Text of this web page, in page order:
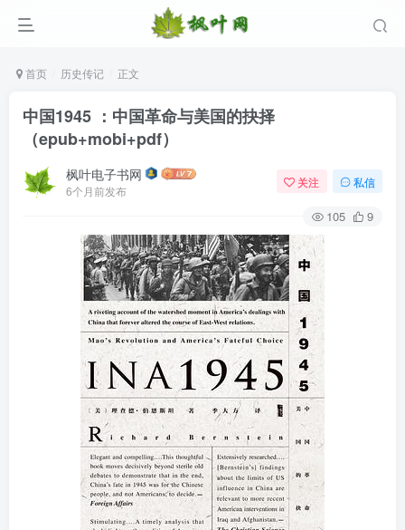
首页 历史传记 正文
中国1945 ：中国革命与美国的抉择
（epub+mobi+pdf）
枫叶电子书网
6个月前发布
关注 私信
105 9
登录
没有账号？立即注册
用户名/手机号/邮箱
登录密码
记住登录 找回密码 | 免密登录
登录
社交账号登录